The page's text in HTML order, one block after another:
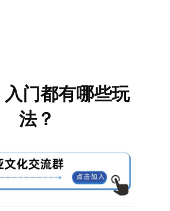
门都有哪些玩
法？